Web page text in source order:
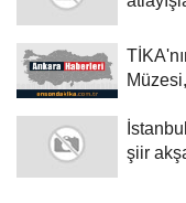
şiir